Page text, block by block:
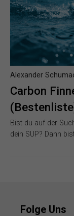
Carbon
Alexander
Bist du auf der
dein SUP? Dann
Folge Uns